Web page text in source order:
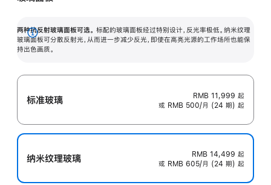
两种抗反射玻璃面板可选。 标配的玻璃面板经过特别设计，反光率极低。纳米纹理
玻璃面板可分散反射光，从而进一步减少反光，即使在高亮光源的工作场所也能保
持出色画质。
展
开
标准玻璃 RMB 11,999 起
或 RMB 500/月 (24 期) 起
纳米纹理玻璃 RMB 14,499 起
或 RMB 605/月 (24 期) 起